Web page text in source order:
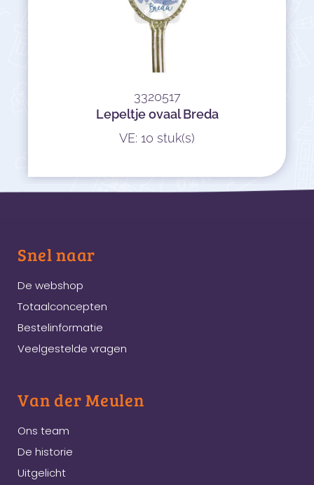
3320517
Lepeltje ovaal Breda
VE: 10 stuk(s)
Snel naar
De webshop
Totaalconcepten
Bestelinformatie
Veelgestelde vragen
Van der Meulen
Ons team
De historie
Uitgelicht